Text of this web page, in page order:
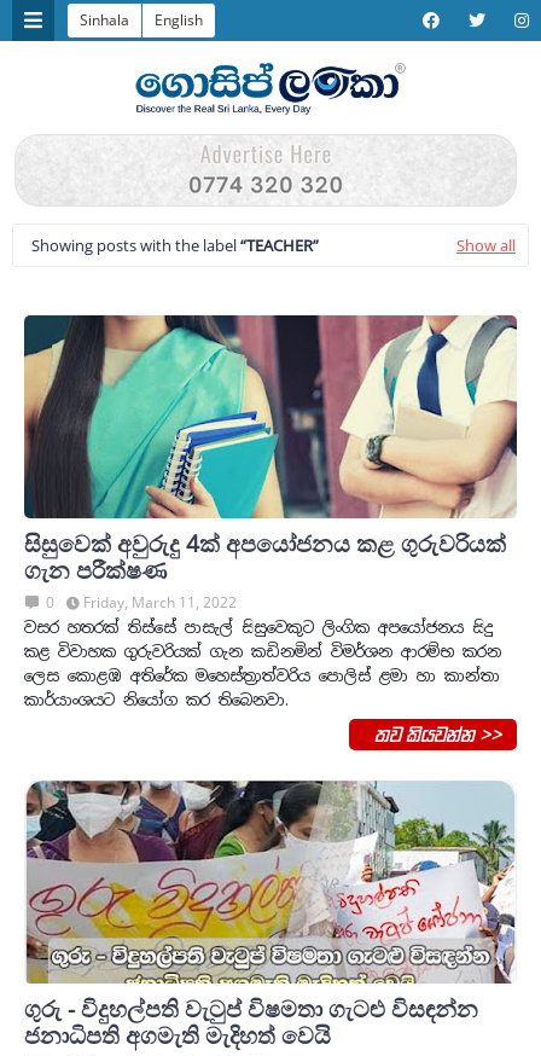
Sinhala English
Showing posts with the label TEACHER Show all
සිසුවෙක් අවුරුදු 4ක් අපයෝජනය කළ ගුරුවරියක්
ගැන පරීක්ෂණ
0
Friday, March 11, 2022
වසර හතරක් තිස්සේ පාසැල් සිසුවෙකුට ලිංගික අපයෝජනය සිදු
කළ විවාහක ගුරුවරියක් ගැන කඩිනමින් විමර්ශන ආරම්භ කරන
ලෙස කොළඹ අතිරේක මහෙස්ත්‍රාත්වරිය පොලිස් ළමා හා කාන්තා
කාර්යාංශයට නියෝග කර තිබෙනවා.
තව කියවන්න >>
ගුරු - විදුහල්පති වැ‍ටුප් විෂමතා ගැටළු විසඳන්න
ජනාධිපති අගමැති මැදිහත් වෙයි